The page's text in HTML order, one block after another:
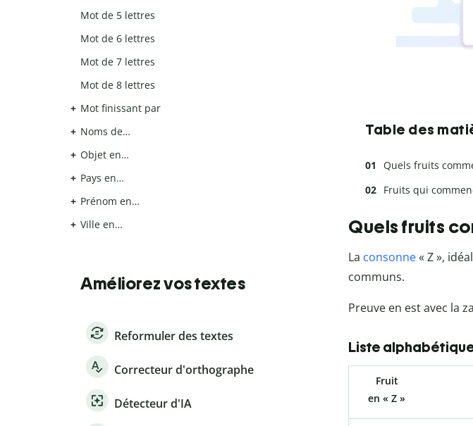
Table des
Quels fruits
Fruits qui
Quels fruits
La consonne« Z »,
communs.
Preuve en est avec la
Liste
Fruit
en « Z »
Mot de 5 lettres
Mot de 6 lettres
Mot de 7 lettres
Mot de 8 lettres
Mot finissant par
Noms de…
Objet en…
Pays en…
Prénom en…
Ville en…
Améliorez vos textes
Reformuler des textes
Correcteur d'orthographe
Détecteur d'IA